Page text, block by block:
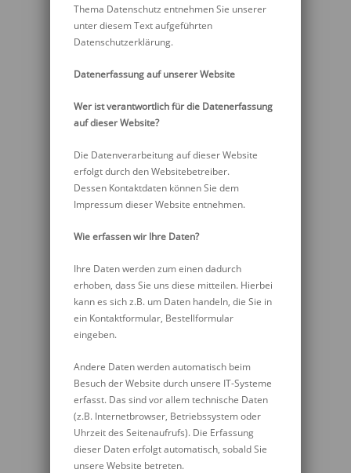
Thema Datenschutz entnehmen Sie unserer
unter diesem Text aufgeführten
Datenschutzerklärung.
Datenerfassung auf unserer Website
Wer ist verantwortlich für die Datenerfassung
auf dieser Website?
Die Datenverarbeitung auf dieser Website
erfolgt durch den Websitebetreiber.
Dessen Kontaktdaten können Sie dem
Impressum dieser Website entnehmen.
Wie erfassen wir Ihre Daten?
Ihre Daten werden zum einen dadurch
erhoben, dass Sie uns diese mitteilen. Hierbei
kann es sich z.B. um Daten handeln, die Sie in
ein Kontaktformular, Bestellformular
eingeben.
Andere Daten werden automatisch beim
Besuch der Website durch unsere IT-Systeme
erfasst. Das sind vor allem technische Daten
(z.B. Internetbrowser, Betriebssystem oder
Uhrzeit des Seitenaufrufs). Die Erfassung
dieser Daten erfolgt automatisch, sobald Sie
unsere Website betreten.